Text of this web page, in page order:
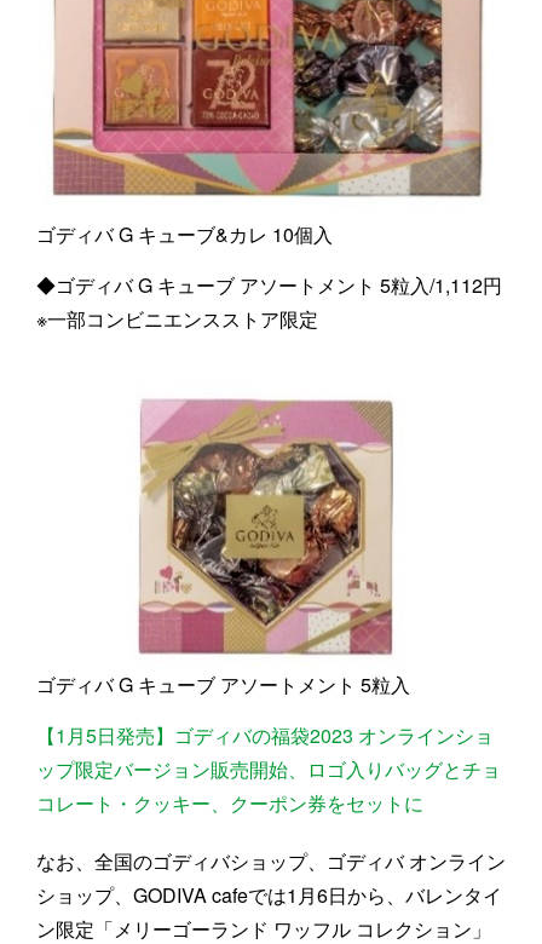
ゴディバ G キューブ&カレ 10個入
◆ゴディバ G キューブ アソートメント 5粒入/1,112円
※一部コンビニエンスストア限定
ゴディバ G キューブ アソートメント 5粒入
【1月5日発売】ゴディバの福袋2023 オンラインショ
ップ限定バージョン販売開始、ロゴ入りバッグとチョ
コレート・クッキー、クーポン券をセットに
なお、全国のゴディバショップ、ゴディバ オンライン
ショップ、GODIVA cafeでは1月6日から、バレンタイ
ン限定「メリーゴーランド ワッフル コレクション」